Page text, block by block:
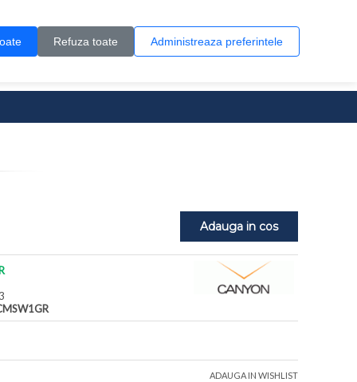
Refuza toate Administreaza preferintele
0 produs(e)
Adauga in cos
ADAUGA IN WISHLIST